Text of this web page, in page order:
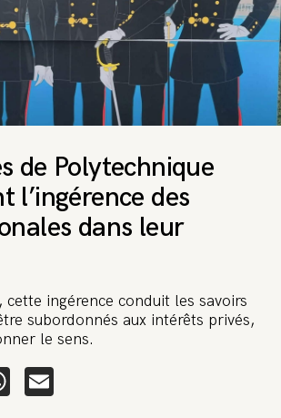
de Polytechnique
l’ingérence des
dans leur
cette ingérence conduit les savoirs
subordonnés aux intérêts privés,
le sens.
WhatsApp